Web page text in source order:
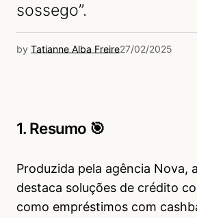
sossego”.
by Tatianne Alba Freire27/02/2025
1. Resumo 🎯
Produzida pela agência Nova,
destaca soluções de crédito
como empréstimos com